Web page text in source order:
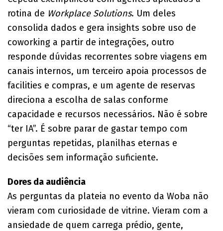
rotina de Workplace Solutions. Um deles
consolida dados e gera insights sobre uso de
coworking a partir de integrações, outro
responde dúvidas recorrentes sobre viagens em
canais internos, um terceiro apoia processos de
facilities e compras, e um agente de reservas
direciona a escolha de salas conforme
capacidade e recursos necessários. Não é sobre
“ter IA”. É sobre parar de gastar tempo com
perguntas repetidas, planilhas eternas e
decisões sem informação suficiente.
Dores da audiência
As perguntas da plateia no evento da Woba não
vieram com curiosidade de vitrine. Vieram com a
ansiedade de quem carrega prédio, gente,